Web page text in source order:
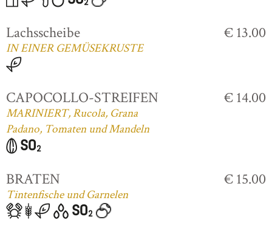
Lachsscheibe
IN EINER GEMÜSEKRUSTE
€ 13.00
CAPOCOLLO-STREIFEN
MARINIERT, Rucola, Grana
Padano, Tomaten und Mandeln
€ 14.00
BRATEN
Tintenfische und Garnelen
€ 15.00